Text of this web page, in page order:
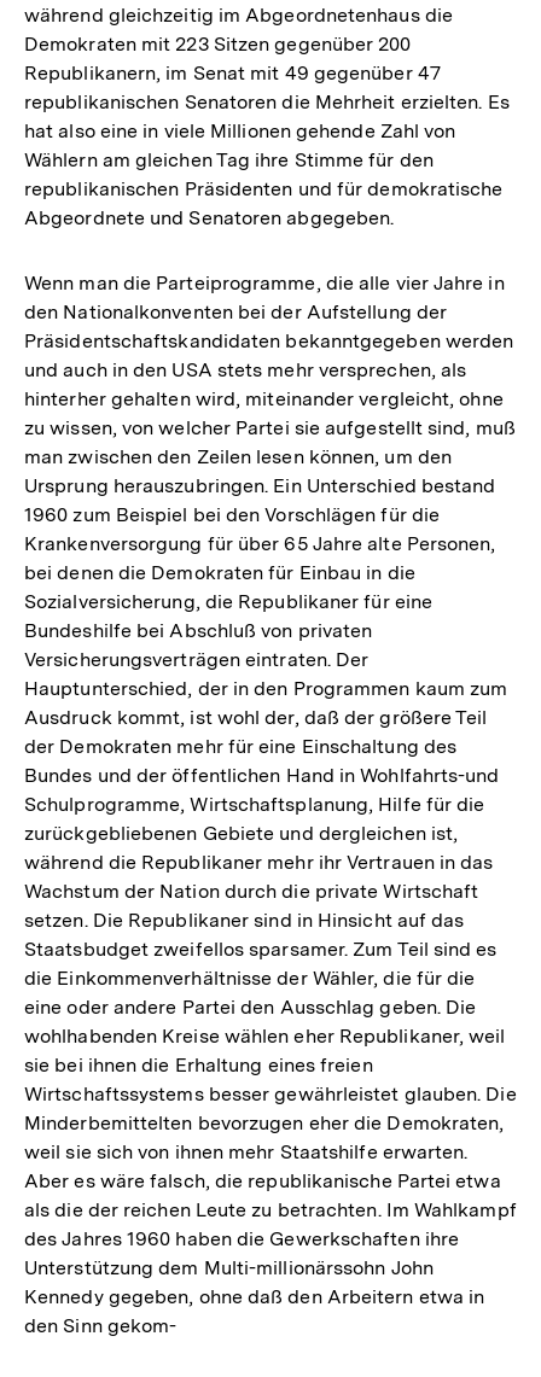
während gleichzeitig im Abgeordnetenhaus die
Demokraten mit 223 Sitzen gegenüber 200
Republikanern, im Senat mit 49 gegenüber 47
republikanischen Senatoren die Mehrheit erzielten. Es
hat also eine in viele Millionen gehende Zahl von
Wählern am gleichen Tag ihre Stimme für den
republikanischen Präsidenten und für demokratische
Abgeordnete und Senatoren abgegeben.
Wenn man die Parteiprogramme, die alle vier Jahre in
den Nationalkonventen bei der Aufstellung der
Präsidentschaftskandidaten bekanntgegeben werden
und auch in den USA stets mehr versprechen, als
hinterher gehalten wird, miteinander vergleicht, ohne
zu wissen, von welcher Partei sie aufgestellt sind, muß
man zwischen den Zeilen lesen können, um den
Ursprung herauszubringen. Ein Unterschied bestand
1960 zum Beispiel bei den Vorschlägen für die
Krankenversorgung für über 65 Jahre alte Personen,
bei denen die Demokraten für Einbau in die
Sozialversicherung, die Republikaner für eine
Bundeshilfe bei Abschluß von privaten
Versicherungsverträgen eintraten. Der
Hauptunterschied, der in den Programmen kaum zum
Ausdruck kommt, ist wohl der, daß der größere Teil
der Demokraten mehr für eine Einschaltung des
Bundes und der öffentlichen Hand in Wohlfahrts-und
Schulprogramme, Wirtschaftsplanung, Hilfe für die
zurückgebliebenen Gebiete und dergleichen ist,
während die Republikaner mehr ihr Vertrauen in das
Wachstum der Nation durch die private Wirtschaft
setzen. Die Republikaner sind in Hinsicht auf das
Staatsbudget zweifellos sparsamer. Zum Teil sind es
die Einkommenverhältnisse der Wähler, die für die
eine oder andere Partei den Ausschlag geben. Die
wohlhabenden Kreise wählen eher Republikaner, weil
sie bei ihnen die Erhaltung eines freien
Wirtschaftssystems besser gewährleistet glauben. Die
Minderbemittelten bevorzugen eher die Demokraten,
weil sie sich von ihnen mehr Staatshilfe erwarten.
Aber es wäre falsch, die republikanische Partei etwa
als die der reichen Leute zu betrachten. Im Wahlkampf
des Jahres 1960 haben die Gewerkschaften ihre
Unterstützung dem Multi-millionärssohn John
Kennedy gegeben, ohne daß den Arbeitern etwa in
den Sinn gekom-